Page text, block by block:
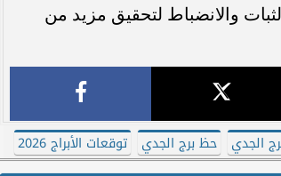
والانضباط لتحقيق مزيد من
الجدي حظ برج الجدي توقعات الأبراج 2026